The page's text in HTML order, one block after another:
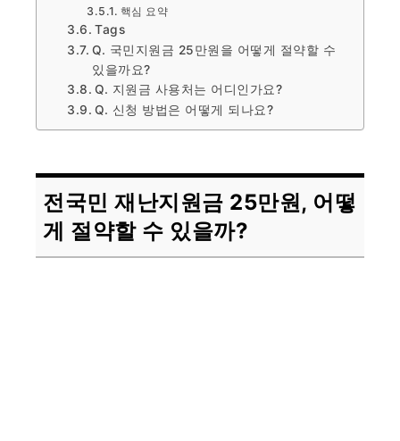
핵심 요약
Tags
Q. 국민지원금 25만원을 어떻게 절약할 수
있을까요?
Q. 지원금 사용처는 어디인가요?
Q. 신청 방법은 어떻게 되나요?
전국민 재난지원금 25만원, 어떻
게 절약할 수 있을까?